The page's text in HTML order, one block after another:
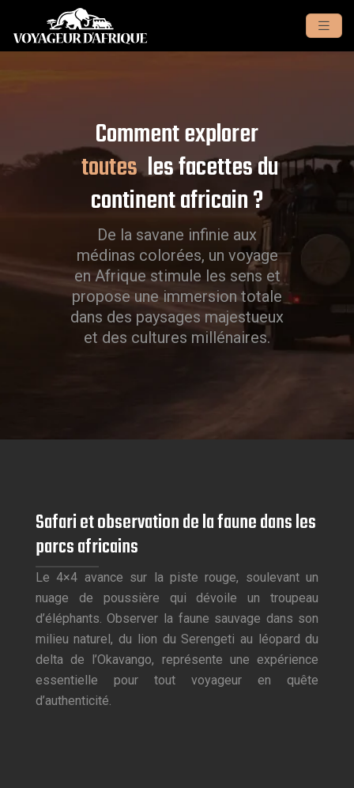
Comment explorer
toutesles facettes du
continent africain ?
De la savane infinie aux
médinas colorées, un voyage
en Afrique stimule les sens et
propose une immersion totale
dans des paysages majestueux
et des cultures millénaires.
Safari et observation de la faune dans les
parcs africains
Le 4×4 avance sur la piste rouge, soulevant un
nuage de poussière qui dévoile un troupeau
d’éléphants. Observer la faune sauvage dans son
milieu naturel, du lion du Serengeti au léopard du
delta de l’Okavango, représente une expérience
essentielle pour tout voyageur en quête
d’authenticité.